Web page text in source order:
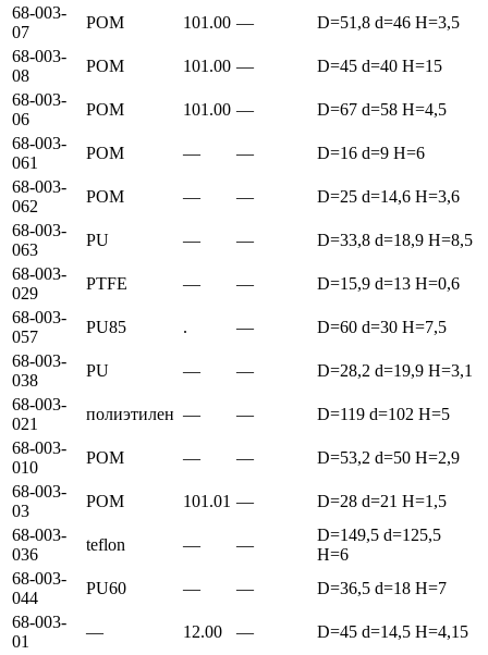
68-003-
07
POM 101.00 —
D=51,8 d=46 H=3,5
68-003-
08
POM 101.00 —
D=45 d=40 H=15
68-003-
06
POM 101.00 —
D=67 d=58 H=4,5
68-003-
061
POM — —
D=16 d=9 H=6
68-003-
062
POM — —
D=25 d=14,6 H=3,6
68-003-
063
PU — —
D=33,8 d=18,9 H=8,5
68-003-
029
PTFE — —
D=15,9 d=13 H=0,6
68-003-
057
PU85 . —
D=60 d=30 H=7,5
68-003-
038
PU — —
D=28,2 d=19,9 H=3,1
68-003-
021
полиэтилен — —
D=119 d=102 H=5
68-003-
010
POM — —
D=53,2 d=50 H=2,9
68-003-
03
POM 101.01 —
D=28 d=21 H=1,5
68-003-
036
teflon — —
D=149,5 d=125,5
H=6
68-003-
044
PU60 — —
D=36,5 d=18 H=7
68-003-
01
— 12.00 —
D=45 d=14,5 H=4,15